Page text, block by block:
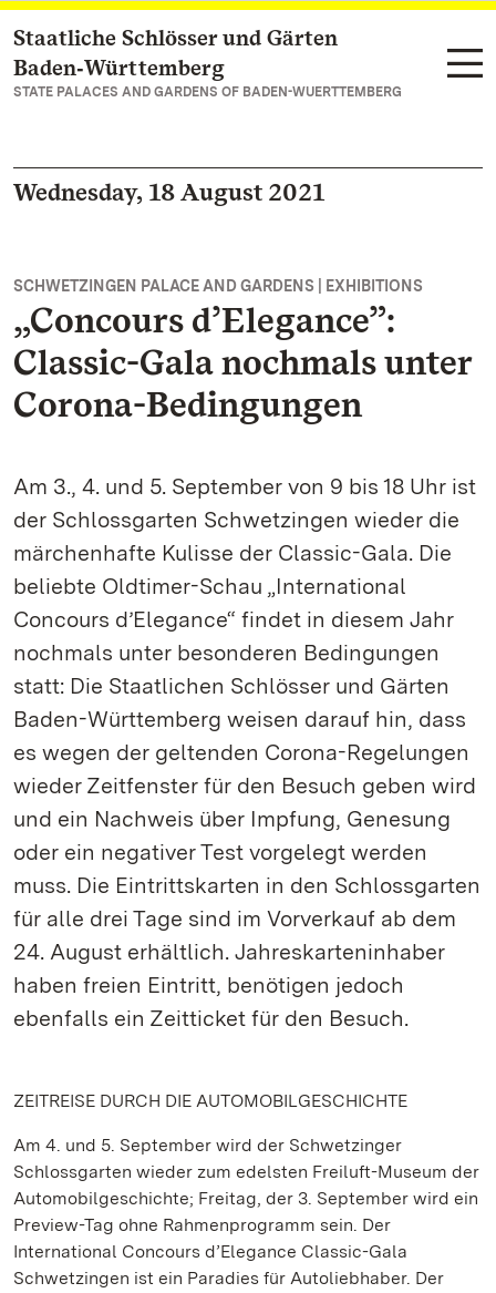
Navigate to main page
Staatliche Schlösser und Gärten
Baden‑Württemberg
STATE PALACES AND GARDENS OF BADEN-WUERTTEMBERG
Wednesday, 18 August 2021
SCHWETZINGEN PALACE AND GARDENS | EXHIBITIONS
„Concours d’Elegance”:
Classic-Gala nochmals unter
Corona-Bedingungen
Am 3., 4. und 5. September von 9 bis 18 Uhr ist
der Schlossgarten Schwetzingen wieder die
märchenhafte Kulisse der Classic-Gala. Die
beliebte Oldtimer-Schau „International
Concours d’Elegance“ findet in diesem Jahr
nochmals unter besonderen Bedingungen
statt: Die Staatlichen Schlösser und Gärten
Baden-Württemberg weisen darauf hin, dass
es wegen der geltenden Corona-Regelungen
wieder Zeitfenster für den Besuch geben wird
und ein Nachweis über Impfung, Genesung
oder ein negativer Test vorgelegt werden
muss. Die Eintrittskarten in den Schlossgarten
für alle drei Tage sind im Vorverkauf ab dem
24. August erhältlich. Jahreskarteninhaber
haben freien Eintritt, benötigen jedoch
ebenfalls ein Zeitticket für den Besuch.
ZEITREISE DURCH DIE AUTOMOBILGESCHICHTE
Am 4. und 5. September wird der Schwetzinger
Schlossgarten wieder zum edelsten Freiluft-Museum der
Automobilgeschichte; Freitag, der 3. September wird ein
Preview-Tag ohne Rahmenprogramm sein. Der
International Concours d’Elegance Classic-Gala
Schwetzingen ist ein Paradies für Autoliebhaber. Der